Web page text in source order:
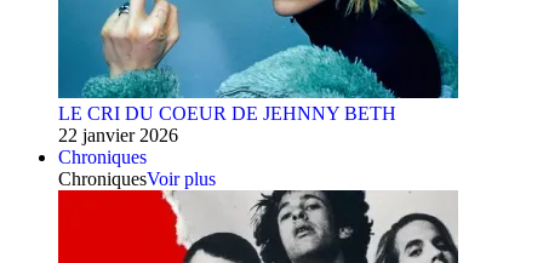
LE CRI DU COEUR DE JEHNNY BETH
22 janvier 2026
Chroniques
ChroniquesVoir plus